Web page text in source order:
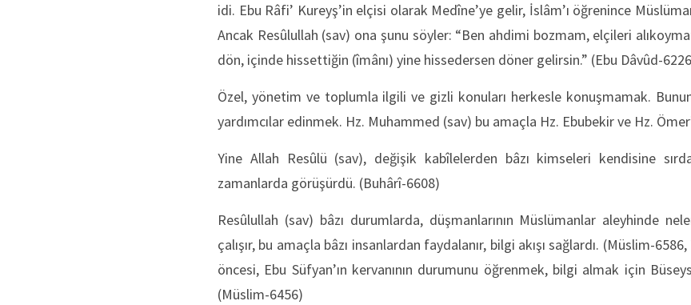
idi. Ebu Râfi’ Kureyş’in elçisi olarak Medîne’ye gelir, İslâm’ı öğrenince
Ancak Resûlullah (sav) ona şunu söyler: “Ben ahdimi bozmam, elçileri
dön, içinde hissettiğin (îmânı) yine hissedersen döner gelirsin.” (Ebu Dâvûd-
Özel, yönetim ve toplumla ilgili ve gizli konuları herkesle konuşmamak.
yardımcılar edinmek. Hz. Muhammed (sav) bu amaçla Hz. Ebubekir ve Hz.
Yine Allah Resûlü (sav), değişik kabîlelerden bâzı kimseleri kendisine
zamanlarda görüşürdü. (Buhârî-6608)
Resûlullah (sav) bâzı durumlarda, düşmanlarının Müslümanlar aleyhinde
çalışır, bu amaçla bâzı insanlardan faydalanır, bilgi akışı sağlardı. (Müslim-
öncesi, Ebu Süfyan’ın kervanının durumunu öğrenmek, bilgi almak için
(Müslim-6456)